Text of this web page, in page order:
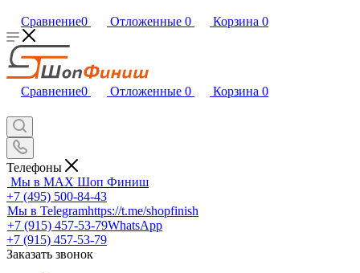
Сравнение0 Отложенные 0 Корзина 0
Сравнение0 Отложенные 0 Корзина 0
Телефоны
Мы в MAX Шоп Финиш
+7 (495) 500-84-43
Мы в Telegramhttps://t.me/shopfinish
+7 (915) 457-53-79WhatsApp
+7 (915) 457-53-79
Заказать звонок